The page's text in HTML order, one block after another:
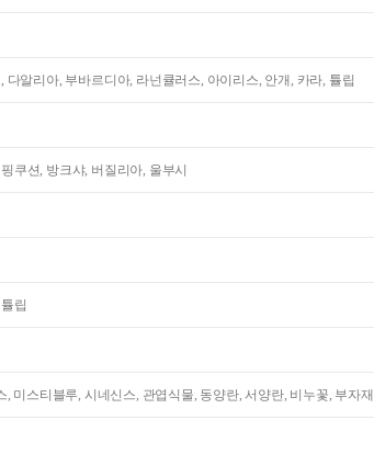
다알리아, 부바르디아, 라넌큘러스, 아이리스, 안개, 카라, 튤립
쿠션, 방크샤, 버질리아, 울부시
립
, 미스티블루, 시네신스, 관엽식물, 동양란, 서양란, 비누꽃, 부자재